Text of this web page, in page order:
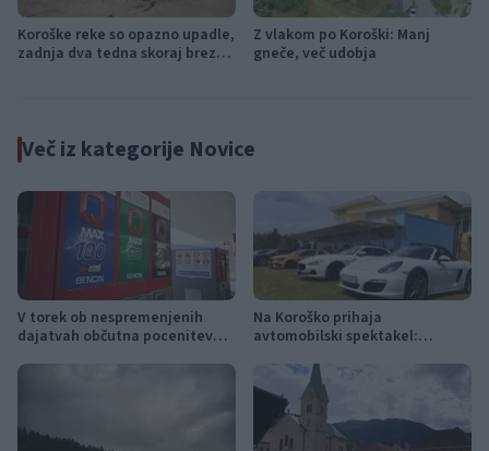
Koroške reke so opazno upadle,
zadnja dva tedna skoraj brez
Z vlakom po Koroški: Manj
gneče, več udobja
Več iz kategorije Novice
V torek ob nespremenjenih
dajatvah občutna pocenitev
Na Koroško prihaja
avtomobilski spektakel:
progah in atraktivni Car Meet